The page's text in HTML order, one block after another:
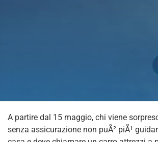
A partire dal 15 maggio, chi viene
senza assicurazione non puÃ² piÃ¹